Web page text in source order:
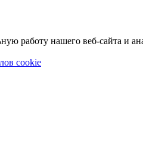
работу нашего веб-сайта и
cookie